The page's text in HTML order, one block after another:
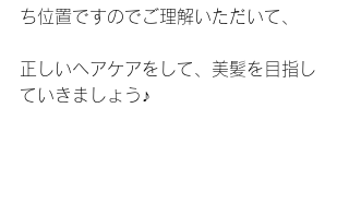
ち位置ですのでご理解いただいて、
正しいヘアケアをして、美髪を目指し
ていきましょう♪